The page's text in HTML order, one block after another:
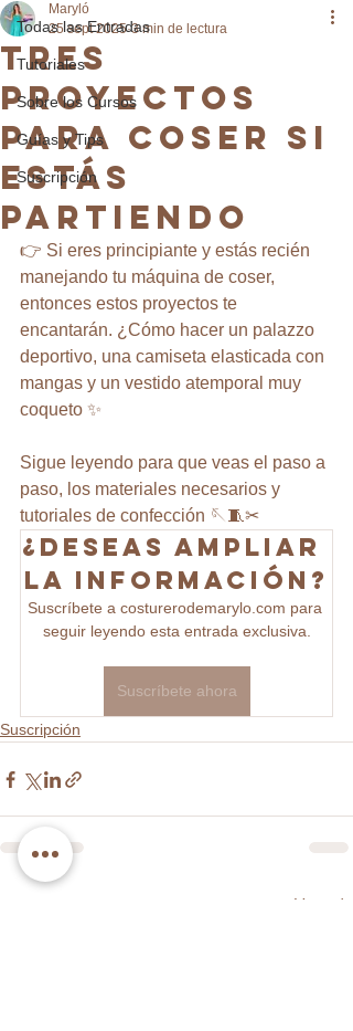
Todas las Entradas
Tutoriales
Sobre los Cursos
Guías y Tips
Suscripción
TRES
PROYECTOS
PARA COSER SI
ESTÁS
PARTIENDO
Maryló
25 sept 2025 3 min de lectura
👉 Si eres principiante y estás recién
manejando tu máquina de coser,
entonces estos proyectos te
encantarán. ¿Cómo hacer un palazzo
deportivo, una camiseta elasticada con
mangas y un vestido atemporal muy
coqueto ✨
Sigue leyendo para que veas el paso a
paso, los materiales necesarios y
tutoriales de confección 🪡🧵✂
¿Deseas ampliar
la información?
Suscríbete a costurerodemarylo.com para
seguir leyendo esta entrada exclusiva.
Suscríbete ahora
Suscripción
Ver todo